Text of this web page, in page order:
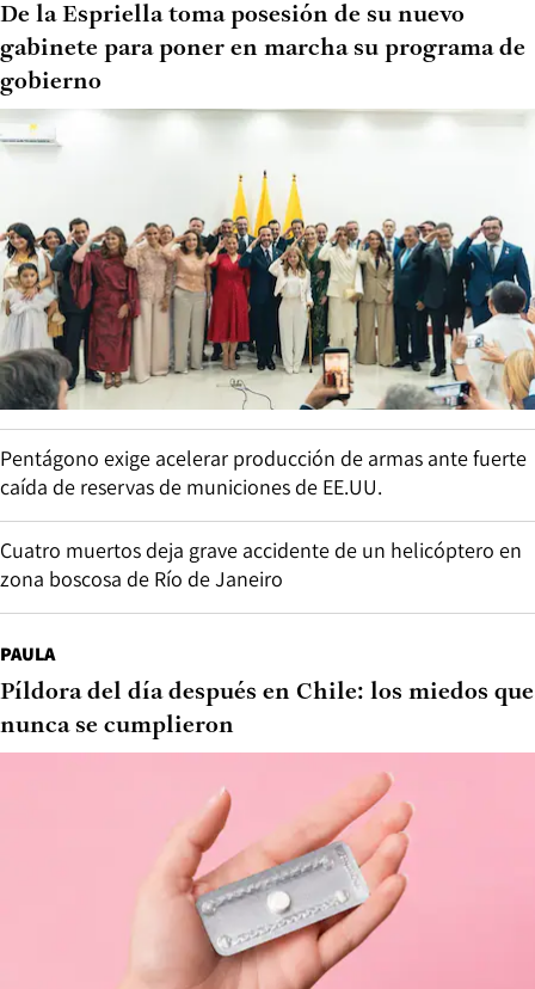
De la Espriella toma posesión de su nuevo
gabinete para poner en marcha su programa de
gobierno
Pentágono exige acelerar producción de armas ante fuerte
caída de reservas de municiones de EE.UU.
Cuatro muertos deja grave accidente de un helicóptero en
zona boscosa de Río de Janeiro
PAULA
Píldora del día después en Chile: los miedos que
nunca se cumplieron